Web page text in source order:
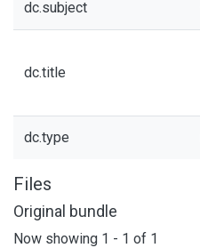
dc.subject
dc.title
dc.type
Files
Original bundle
Now showing 1 - 1 of 1